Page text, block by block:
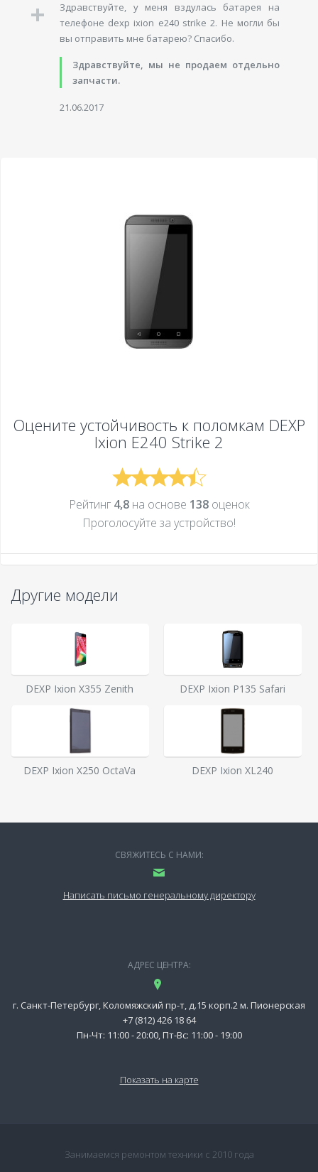
Здравствуйте, у меня вздулась батарея на
телефоне dexp ixion e240 strike 2. Не могли бы
вы отправить мне батарею? Спасибо.
Здравствуйте, мы не продаем отдельно
запчасти.
21.06.2017
Оцените устойчивость к поломкам DEXP
Ixion E240 Strike 2
Рейтинг 4,8на основе 138оценок
Проголосуйте за устройcтво!
Другие модели
DEXP Ixion X355 Zenith DEXP Ixion P135 Safari
DEXP Ixion X250 OctaVa DEXP Ixion XL240
СВЯЖИТЕСЬ С НАМИ:
Написать письмо генеральному директору
АДРЕС ЦЕНТРА:
г. Санкт-Петербург, Коломяжский пр-т, д.15 корп.2 м. Пионерская
+7 (812) 426 18 64
Пн-Чт: 11:00 - 20:00, Пт-Вс: 11:00 - 19:00
Показать на карте
Занимаемся ремонтом техники с 2010 года